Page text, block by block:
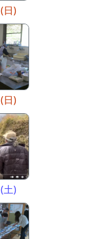
(日)
(日)
(土)